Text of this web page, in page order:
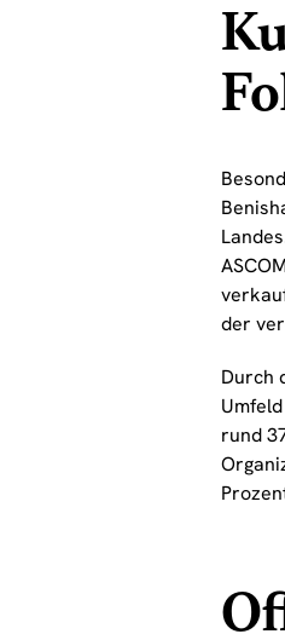
der
Durch
rund